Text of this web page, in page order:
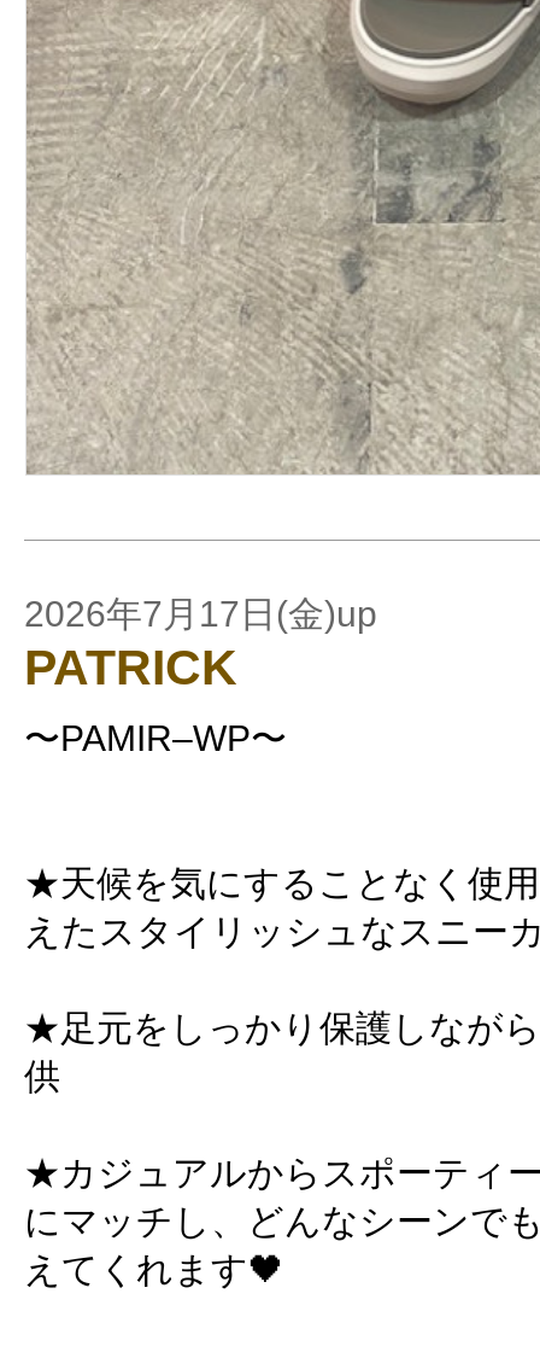
2026年7月17日(金)up
PATRICK
〜PAMIR–WP〜
★天候を気にすることなく使
えたスタイリッシュなスニー
★足元をしっかり保護しなが
供
★カジュアルからスポーティ
にマッチし、どんなシーンで
えてくれます🖤